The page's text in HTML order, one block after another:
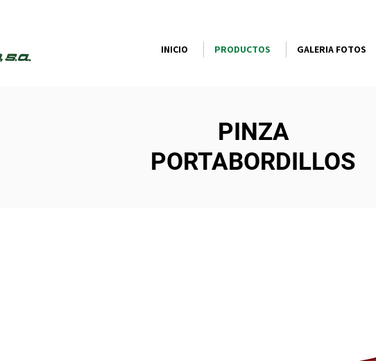
INICIO PRODUCTOS GALERIA FOTOS
PINZA
PORTABORDILLOS